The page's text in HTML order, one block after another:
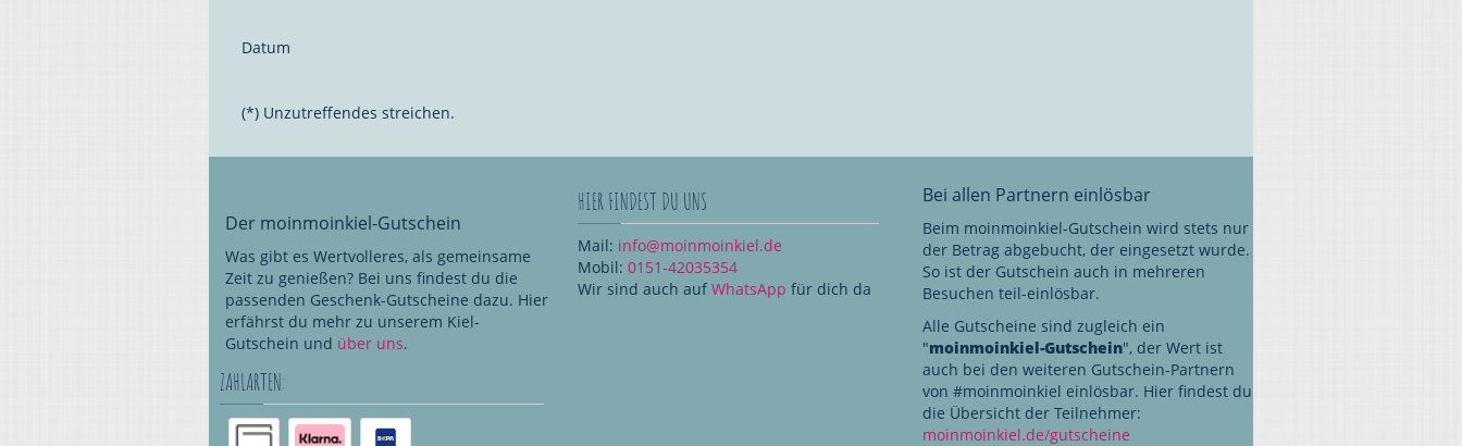
Datum
(*) Unzutreffendes streichen.
Der moinmoinkiel-Gutschein
Was gibt es Wertvolleres, als gemeinsame
Zeit zu genießen? Bei uns findest du die
passenden Geschenk-Gutscheine dazu. Hier
erfährst du mehr zu unserem Kiel-
Gutschein und über uns.
ZAHLARTEN:
HIER FINDEST DU UNS
Mail: info@moinmoinkiel.de
Mobil:0151-42035354
Wir sind auch aufWhatsApp für dich da
Bei allen Partnern einlösbar
Beim moinmoinkiel-Gutschein wird stets nur
der Betrag abgebucht, der eingesetzt wurde.
So ist der Gutschein auch in mehreren
Besuchen teil-einlösbar.
Alle Gutscheine sind zugleich ein
"moinmoinkiel-Gutschein", der Wert ist
auch bei den weiteren Gutschein-Partnern
von #moinmoinkiel einlösbar. Hier findest du
die Übersicht der Teilnehmer:
moinmoinkiel.de/gutscheine